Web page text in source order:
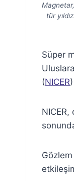
tür
Süper
(NICER